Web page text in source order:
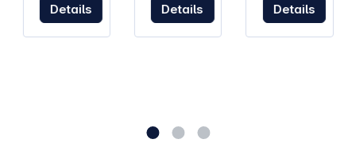
Details Details Details